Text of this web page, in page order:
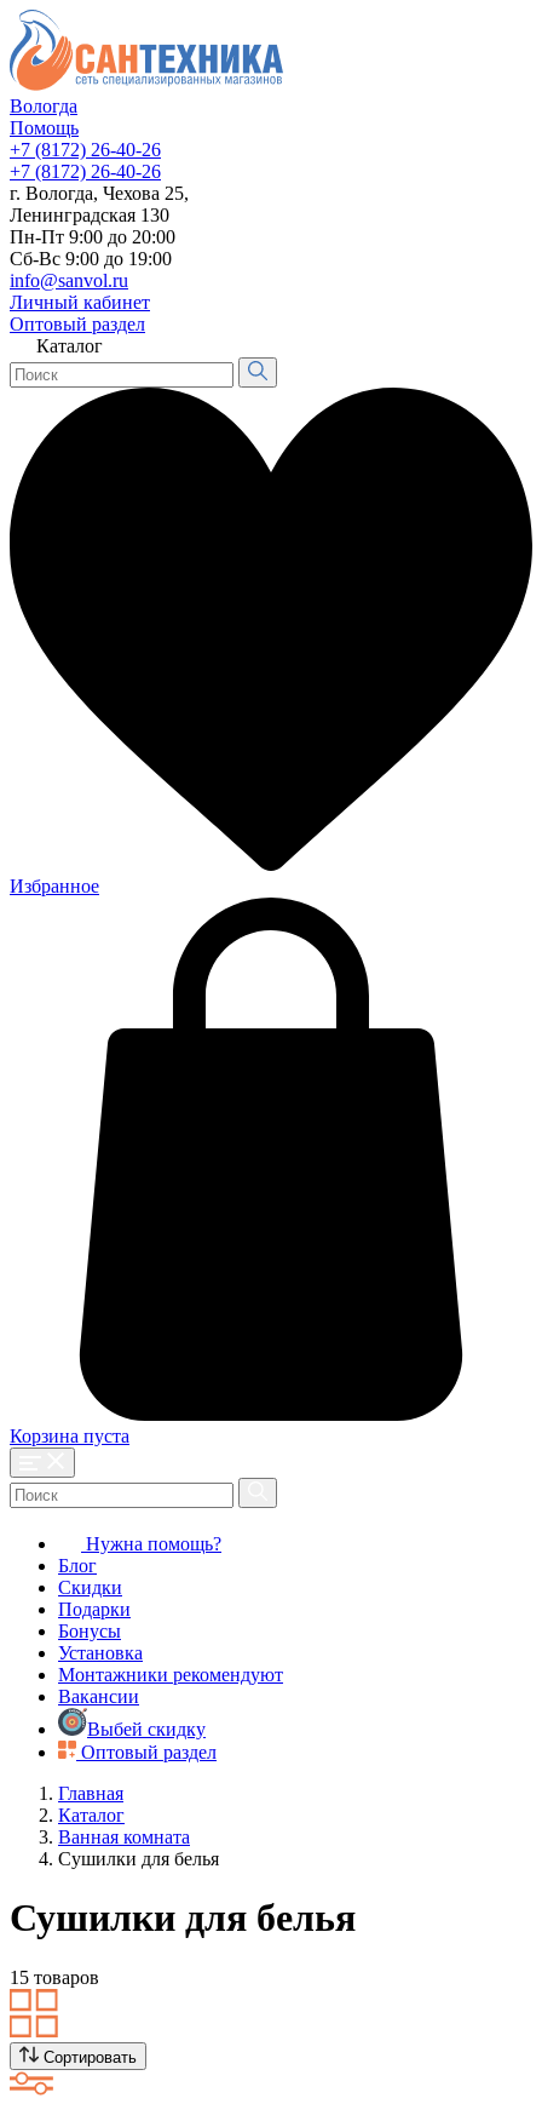
Вологда
Помощь
+7 (8172) 26-40-26
+7 (8172) 26-40-26
г. Вологда, Чехова 25,
Ленинградская 130
Пн-Пт 9:00 до 20:00
Сб-Вс 9:00 до 19:00
info@sanvol.ru
Личный кабинет
Оптовый раздел
Каталог
Избранное
Корзина пуста
Нужна помощь?
Блог
Скидки
Подарки
Бонусы
Установка
Монтажники рекомендуют
Вакансии
Выбей скидку
Оптовый раздел
Главная
Каталог
Ванная комната
Сушилки для белья
Сушилки для белья
15 товаров
Сортировать